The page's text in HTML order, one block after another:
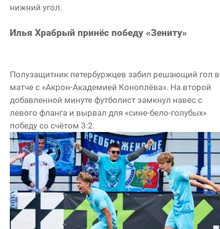
нижний угол.
Илья Храбрый принёс победу «Зениту»
Полузащитник петербуржцев забил решающий гол в
матче с «Акрон-Академией Коноплёва». На второй
добавленной минуте футболист замкнул навес с
левого фланга и вырвал для «сине-бело-голубых»
победу со счётом 3:2.